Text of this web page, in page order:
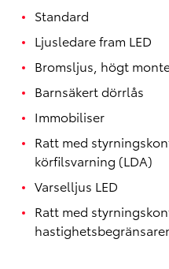
Standard
Ljusledare fram LED
Bromsljus, högt
Barnsäkert dörrlås
Immobiliser
Ratt med
körfilsvarning (LDA)
Varselljus LED
Ratt med